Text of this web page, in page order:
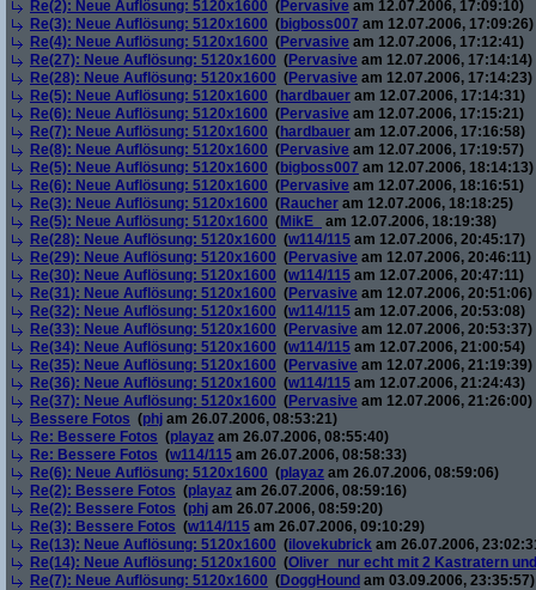
Re(2): Neue Auflösung: 5120x1600 (Pervasive am 12.07.2006, 17:09:10)
Re(3): Neue Auflösung: 5120x1600 (bigboss007 am 12.07.2006, 17:09:26)
Re(4): Neue Auflösung: 5120x1600 (Pervasive am 12.07.2006, 17:12:41)
Re(27): Neue Auflösung: 5120x1600 (Pervasive am 12.07.2006, 17:14:14)
Re(28): Neue Auflösung: 5120x1600 (Pervasive am 12.07.2006, 17:14:23)
Re(5): Neue Auflösung: 5120x1600 (hardbauer am 12.07.2006, 17:14:31)
Re(6): Neue Auflösung: 5120x1600 (Pervasive am 12.07.2006, 17:15:21)
Re(7): Neue Auflösung: 5120x1600 (hardbauer am 12.07.2006, 17:16:58)
Re(8): Neue Auflösung: 5120x1600 (Pervasive am 12.07.2006, 17:19:57)
Re(5): Neue Auflösung: 5120x1600 (bigboss007 am 12.07.2006, 18:14:13)
Re(6): Neue Auflösung: 5120x1600 (Pervasive am 12.07.2006, 18:16:51)
Re(3): Neue Auflösung: 5120x1600 (Raucher am 12.07.2006, 18:18:25)
Re(5): Neue Auflösung: 5120x1600 (MikE_
am 12.07.2006, 18:19:38)
Re(28): Neue Auflösung: 5120x1600 (w114/115 am 12.07.2006, 20:45:17)
Re(29): Neue Auflösung: 5120x1600 (Pervasive am 12.07.2006, 20:46:11)
Re(30): Neue Auflösung: 5120x1600 (w114/115 am 12.07.2006, 20:47:11)
Re(31): Neue Auflösung: 5120x1600 (Pervasive am 12.07.2006, 20:51:06)
Re(32): Neue Auflösung: 5120x1600 (w114/115 am 12.07.2006, 20:53:08)
Re(33): Neue Auflösung: 5120x1600 (Pervasive am 12.07.2006, 20:53:37)
Re(34): Neue Auflösung: 5120x1600 (w114/115 am 12.07.2006, 21:00:54)
Re(35): Neue Auflösung: 5120x1600 (Pervasive am 12.07.2006, 21:19:39)
Re(36): Neue Auflösung: 5120x1600 (w114/115 am 12.07.2006, 21:24:43)
Re(37): Neue Auflösung: 5120x1600 (Pervasive am 12.07.2006, 21:26:00)
Bessere Fotos (phj am 26.07.2006, 08:53:21)
Re: Bessere Fotos (playaz am 26.07.2006, 08:55:40)
Re: Bessere Fotos (w114/115 am 26.07.2006, 08:58:33)
Re(6): Neue Auflösung: 5120x1600 (playaz am 26.07.2006, 08:59:06)
Re(2): Bessere Fotos (playaz am 26.07.2006, 08:59:16)
Re(2): Bessere Fotos (phj am 26.07.2006, 08:59:20)
Re(3): Bessere Fotos (w114/115 am 26.07.2006, 09:10:29)
Re(13): Neue Auflösung: 5120x1600 (ilovekubrick am 26.07.2006,
Re(14): Neue Auflösung: 5120x1600 (Oliver_nur echt mit 2 Kastratern
Re(7): Neue Auflösung: 5120x1600 (DoggHound am 03.09.2006, 23:35:57)